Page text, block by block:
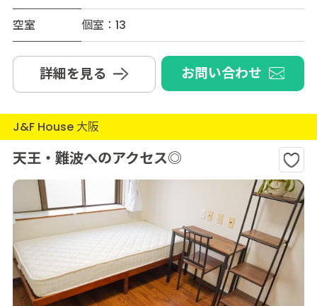
空室
個室：13
詳細を見る お問い合わせ
J&F House 大阪
天王・難波へのアクセス◎